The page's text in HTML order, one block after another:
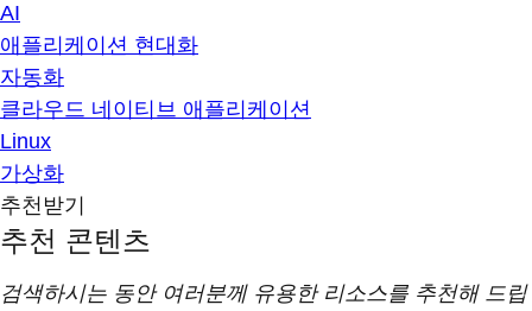
AI
애플리케이션 현대화
자동화
클라우드 네이티브 애플리케이션
Linux
가상화
추천받기
추천 콘텐츠
검색하시는 동안 여러분께 유용한 리소스를 추천해 드립